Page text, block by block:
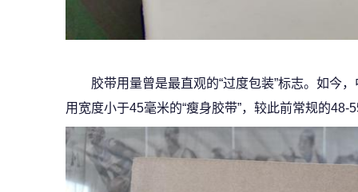
胶带用量曾是最直观的“过度包装”标志。如今
用宽度小于45毫米的“瘦身胶带”，较此前常规的48-